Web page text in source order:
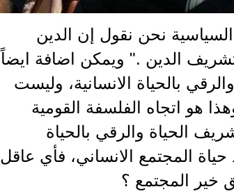
نحن نقول إن الدين
الدين ." ويمكن اضافة ايضاً
بالحياة الانسانية، وليست
هو اتجاه الفلسفة القومية
الحياة والرقي بالحياة
المجتمع الانساني، فأي عاقل
خير المجتمع ؟